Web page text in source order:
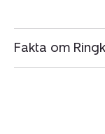
Fakta om